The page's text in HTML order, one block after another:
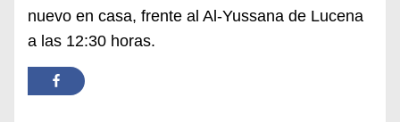
nuevo en casa, frente al Al-Yussana de Lucena
a las 12:30 horas.